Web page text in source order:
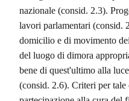
nazionale (consid. 2.3).
lavori parlamentari (consid.
domicilio e di movimento
del luogo di dimora
bene di quest'ultimo alla
(consid. 2.6). Criteri per tale